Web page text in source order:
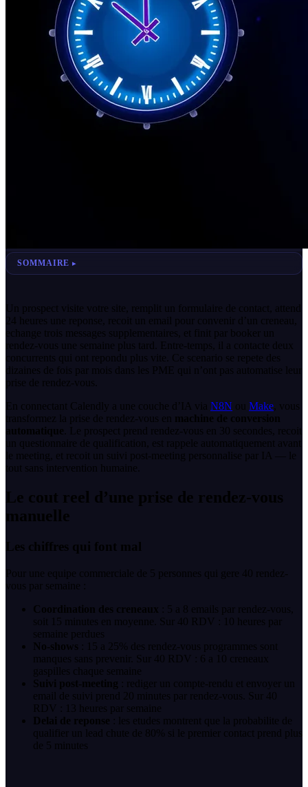
SOMMAIRE
Un prospect visite votre site, remplit un formulaire de contact, attend
24 heures une reponse, recoit un email pour convenir d’un creneau,
echange trois messages supplementaires, et finit par booker un
rendez-vous une semaine plus tard. Entre-temps, il a contacte deux
concurrents qui ont repondu plus vite. Ce scenario se repete des
dizaines de fois par mois dans les PME qui n’ont pas automatise leur
prise de rendez-vous.
En connectant Calendly a une couche d’IA via N8N ou Make , vous
transformez la prise de rendez-vous en machine de conversion
automatique . Le prospect prend rendez-vous en 30 secondes, recoit
un questionnaire de qualification, est rappele automatiquement avant
le meeting, et recoit un suivi post-meeting personnalise par IA — le
tout sans intervention humaine.
Le cout reel d’une prise de rendez-vous
manuelle
Les chiffres qui font mal
Pour une equipe commerciale de 5 personnes qui gere 40 rendez-
vous par semaine :
Coordination des creneaux : 5 a 8 emails par rendez-vous,
soit 15 minutes en moyenne. Sur 40 RDV : 10 heures par
semaine perdues
No-shows : 15 a 25% des rendez-vous programmes sont
manques sans prevenir. Sur 40 RDV : 6 a 10 creneaux
gaspilles chaque semaine
Suivi post-meeting : rediger un compte-rendu et envoyer un
email de suivi prend 20 minutes par rendez-vous. Sur 40
RDV : 13 heures par semaine
Delai de reponse : les etudes montrent que la probabilite de
qualifier un lead chute de 80% si le premier contact prend plus
de 5 minutes